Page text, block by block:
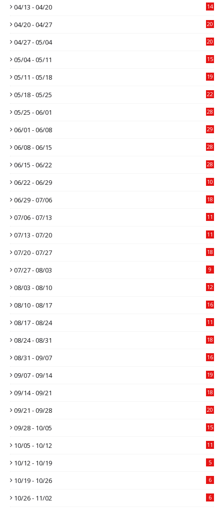
04/13 - 04/20 14
04/20 - 04/27 20
04/27 - 05/04 20
05/04 - 05/11 15
05/11 - 05/18 19
05/18 - 05/25 22
05/25 - 06/01 28
06/01 - 06/08 29
06/08 - 06/15 28
06/15 - 06/22 28
06/22 - 06/29 10
06/29 - 07/06 18
07/06 - 07/13 11
07/13 - 07/20 11
07/20 - 07/27 18
07/27 - 08/03 9
08/03 - 08/10 12
08/10 - 08/17 16
08/17 - 08/24 11
08/24 - 08/31 18
08/31 - 09/07 16
09/07 - 09/14 19
09/14 - 09/21 18
09/21 - 09/28 20
09/28 - 10/05 15
10/05 - 10/12 11
10/12 - 10/19 5
10/19 - 10/26 6
10/26 - 11/02 6